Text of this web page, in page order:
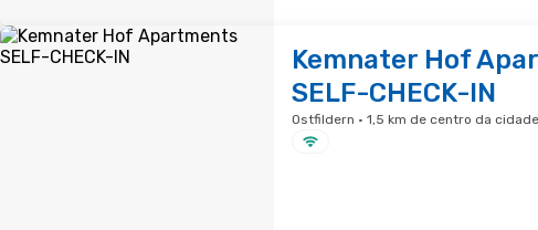
Kemnater Hof
SELF-CHECK-IN
Ostfildern · 1,5 km de centro da cidade